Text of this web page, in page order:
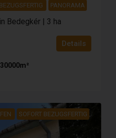
PANORAMA
Bedegkér | 3 ha
30000m²
Details
SOFORT BEZUGSFERTIG